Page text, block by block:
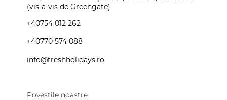
(vis-a-vis de Greengate)
+40754 012 262
+40770 574 088
info@freshholidays.ro
Povestile noastre